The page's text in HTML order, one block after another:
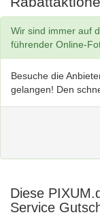
Wir sind immer auf
führender Online-
Besuche die
gelangen! Den
Diese
Service